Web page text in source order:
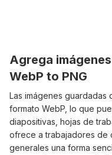
Agrega
WebP to PNG
Las imágenes guardadas
formato WebP, lo que
diapositivas, hojas de
ofrece a trabajadores de
generales una forma